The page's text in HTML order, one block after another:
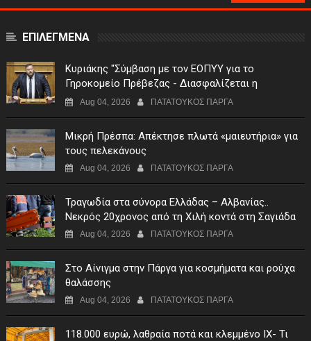
ΕΠΙΛΕΓΜΕΝΑ
Κυριάκης "Σύμβαση με τον ΕΟΠΥΥ για το
Γηροκομείο Πρέβεζας - Διασφαλίζεται η
χρηματοδότηση της λειτουργίας του"
Aug 04, 2026 ΠΑΤΑΤΟΥΚΟΣ ΠΑΡΓΑ
Μικρή Πρέσπα: Απέκτησε πλωτά «μαιευτήρια» για
τους πελεκάνους
Aug 04, 2026 ΠΑΤΑΤΟΥΚΟΣ ΠΑΡΓΑ
Τραγωδία στα σύνορα Ελλάδας – Αλβανίας..
Νεκρός 20χρονος από τη Χιλή κοντά στη Σαγιάδα
Aug 04, 2026 ΠΑΤΑΤΟΥΚΟΣ ΠΑΡΓΑ
Στο Αίνιγμα στην Πάργα για κοσμήματα και ρούχα
θαλάσσης
Aug 04, 2026 ΠΑΤΑΤΟΥΚΟΣ ΠΑΡΓΑ
118.000 ευρώ, λαθραία ποτά και κλεμμένο ΙΧ- Τι